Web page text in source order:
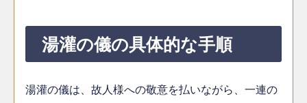
湯灌の儀の具体的な手順
湯灌の儀は、故人様への敬意を払いながら、一連の